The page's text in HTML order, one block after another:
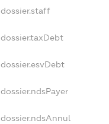
dossier.staff
dossier.taxDebt
dossier.esvDebt
dossier.ndsPayer
dossier.ndsAnnul